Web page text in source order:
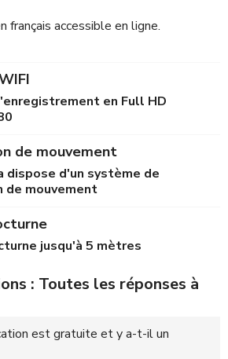
français accessible en ligne.
en Full HD
de mouvement
dispose d'un système de
de mouvement
jusqu'à 5 mètres
: Toutes les réponses à
est gratuite et y a-t-il un